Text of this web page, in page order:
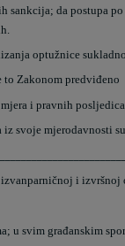
sankcija; da postupa
optužnice
Zakonom predviđeno
i pravnih
iz svoje mjerodavnosti
i
u svim građanskim